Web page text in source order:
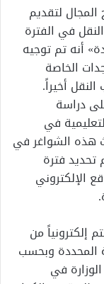
لتقديم
في الفترة
أنه تم توجيه
الخاصة
أخيراً.
دراسة
في
هذه الشواغر في
تحديد فترة
الإلكتروني
إلكترونياً من
المحددة وبحسب
في